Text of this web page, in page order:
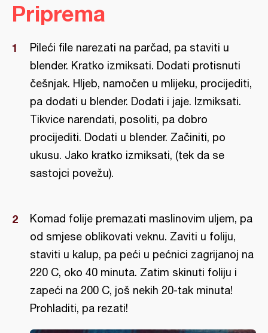
Priprema
Pileći file narezati na parčad, pa staviti u
blender. Kratko izmiksati. Dodati protisnuti
češnjak. Hljeb, namočen u mlijeku, procijediti,
pa dodati u blender. Dodati i jaje. Izmiksati.
Tikvice narendati, posoliti, pa dobro
procijediti. Dodati u blender. Začiniti, po
ukusu. Jako kratko izmiksati, (tek da se
sastojci povežu).
Komad folije premazati maslinovim uljem, pa
od smjese oblikovati veknu. Zaviti u foliju,
staviti u kalup, pa peći u pećnici zagrijanoj na
220 C, oko 40 minuta. Zatim skinuti foliju i
zapeći na 200 C, još nekih 20-tak minuta!
Prohladiti, pa rezati!